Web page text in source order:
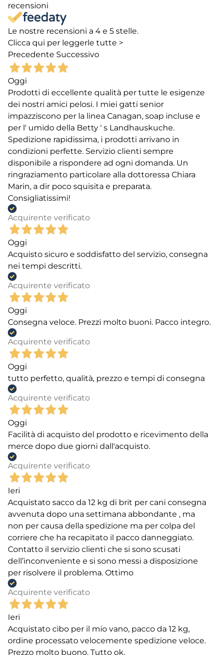
recensioni
Le nostre recensioni a 4 e 5 stelle.
Clicca qui per leggerle tutte >
Precedente Successivo
Oggi
Prodotti di eccellente qualità per tutte le esigenze
dei nostri amici pelosi. I miei gatti senior
impazziscono per la linea Canagan, soap incluse e
per l' umido della Betty ' s Landhauskuche.
Spedizione rapidissima, i prodotti arrivano in
condizioni perfette. Servizio clienti sempre
disponibile a rispondere ad ogni domanda. Un
ringraziamento particolare alla dottoressa Chiara
Marin, a dir poco squisita e preparata.
Consigliatissimi!
Acquirente verificato
Oggi
Acquisto sicuro e soddisfatto del servizio, consegna
nei tempi descritti.
Acquirente verificato
Oggi
Consegna veloce. Prezzi molto buoni. Pacco integro.
Acquirente verificato
Oggi
tutto perfetto, qualità, prezzo e tempi di consegna
Acquirente verificato
Oggi
Facilità di acquisto del prodotto e ricevimento della
merce dopo due giorni dall'acquisto.
Acquirente verificato
Ieri
Acquistato sacco da 12 kg di brit per cani consegna
avvenuta dopo una settimana abbondante , ma
non per causa della spedizione ma per colpa del
corriere che ha recapitato il pacco danneggiato.
Contatto il servizio clienti che si sono scusati
dell’inconveniente e si sono messi a disposizione
per risolvere il problema. Ottimo
Acquirente verificato
Ieri
Acquistato cibo per il mio vano, pacco da 12 kg,
ordine processato velocemente spedizione veloce.
Prezzo molto buono. Tutto ok.